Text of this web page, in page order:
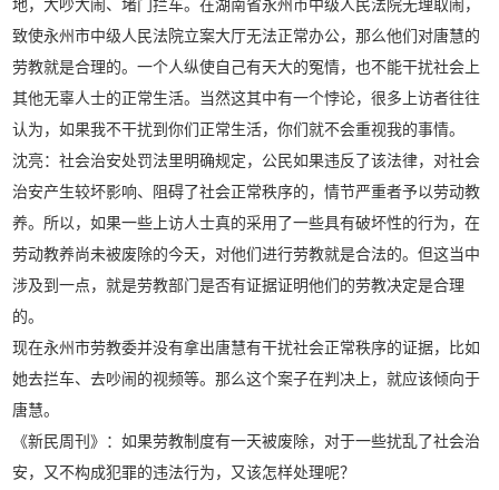
地，大吵大闹、堵门拦车。在湖南省永州市中级人民法院无理取闹，
致使永州市中级人民法院立案大厅无法正常办公，那么他们对唐慧的
劳教就是合理的。一个人纵使自己有天大的冤情，也不能干扰社会上
其他无辜人士的正常生活。当然这其中有一个悖论，很多上访者往往
认为，如果我不干扰到你们正常生活，你们就不会重视我的事情。
沈亮：社会治安处罚法里明确规定，公民如果违反了该法律，对社会
治安产生较坏影响、阻碍了社会正常秩序的，情节严重者予以劳动教
养。所以，如果一些上访人士真的采用了一些具有破坏性的行为，在
劳动教养尚未被废除的今天，对他们进行劳教就是合法的。但这当中
涉及到一点，就是劳教部门是否有证据证明他们的劳教决定是合理
的。
现在永州市劳教委并没有拿出唐慧有干扰社会正常秩序的证据，比如
她去拦车、去吵闹的视频等。那么这个案子在判决上，就应该倾向于
唐慧。
《新民周刊》：如果劳教制度有一天被废除，对于一些扰乱了社会治
安，又不构成犯罪的违法行为，又该怎样处理呢？